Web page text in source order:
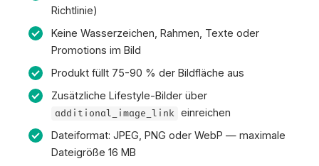
Richtlinie)
Keine Wasserzeichen, Rahmen, Texte oder
Promotions im Bild
Produkt füllt 75-90 % der Bildfläche aus
Zusätzliche Lifestyle-Bilder über
additional_image_link einreichen
Dateiformat: JPEG, PNG oder WebP — maximale
Dateigröße 16 MB